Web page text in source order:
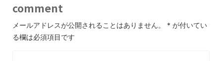
comment
メールアドレスが公開されることはありません。 * が付いてい
る欄は必須項目です